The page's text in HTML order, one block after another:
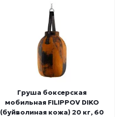
Груша боксерская
мобильная FILIPPOV DIKO
(буйволиная кожа) 20 кг, 60